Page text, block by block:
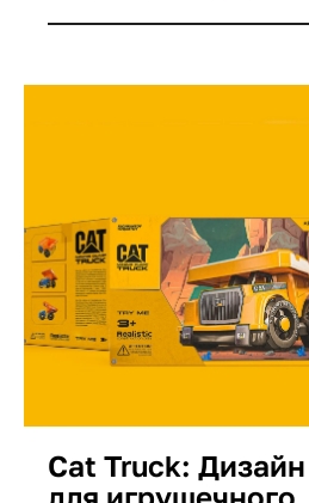
Cat Truck:
для игрушечного